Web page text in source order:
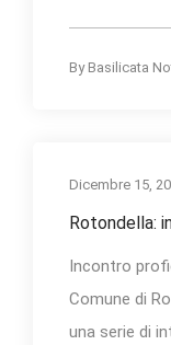
By Basilicata
Dicembre 15,
Rotondella:
Incontro
Comune di
una serie di